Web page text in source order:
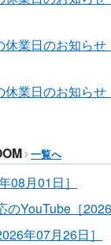
休業日のお知ら
休業日のお知ら
一覧へ
08月01日］
のYouTube［
年07月26日］